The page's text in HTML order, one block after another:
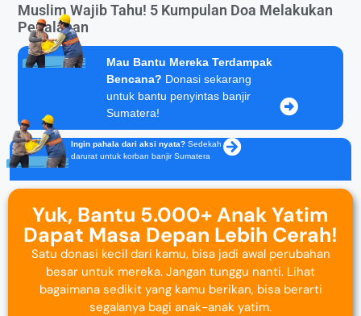
Muslim Wajib Tahu! 5 Kumpulan Doa Melakukan
Perjalanan
Mau Bantu Mereka Terdampak
Bencana? Donasi sekarang
untuk bantu penyintas banjir
Sumatera!
Ingin pahala dari aksi nyata? Sedekah
darurat untuk korban banjir Sumatera
Yuk, Bantu 5.000+ Anak Yatim
Dapat Masa Depan Lebih Cerah!
Satu donasi kecil dari kamu, bisa jadi awal perubahan
besar untuk mereka. Jangan tunggu nanti. Lihat
bagaimana sedikit yang kamu berikan, bisa berarti
segalanya bagi anak-anak yatim.